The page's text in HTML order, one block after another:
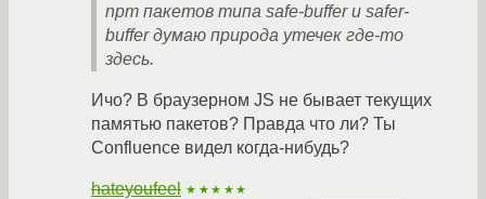
npm пакетов типа safe-buffer и safer-
buffer думаю природа утечек где-то
здесь.
Ичо? В браузерном JS не бывает текущих
памятью пакетов? Правда что ли? Ты
Confluence видел когда-нибудь?
hateyoufeel ★★★★★